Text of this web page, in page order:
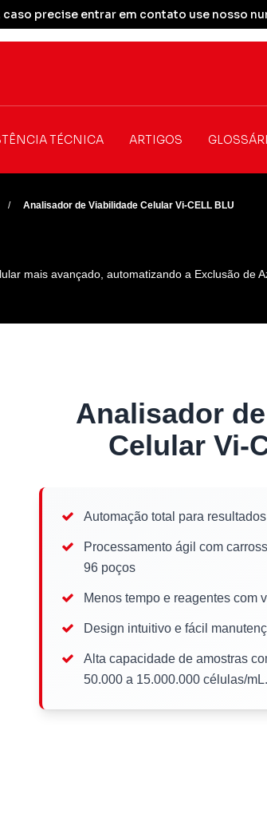
precise entrar em contato use nosso
TÉCNICA ARTIGOS
/ Analisador de Viabilidade Celular Vi-CELL BLU
mais avançado, automatizando a Exclusão de
Analisador
Celular Vi-
Automação total para
Processamento ágil com
96 poços
Menos tempo e reagentes com
Design intuitivo e fácil
Alta capacidade de amostras
50.000 a 15.000.000 células/mL.